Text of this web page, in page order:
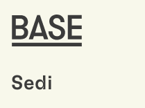
Sedi